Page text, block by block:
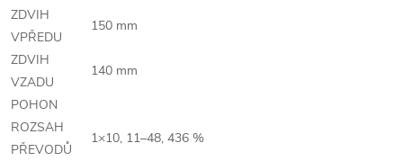
ZDVIH
VPŘEDU
150 mm
ZDVIH
VZADU
140 mm
POHON
ROZSAH
PŘEVODŮ
1×10, 11–48, 436 %